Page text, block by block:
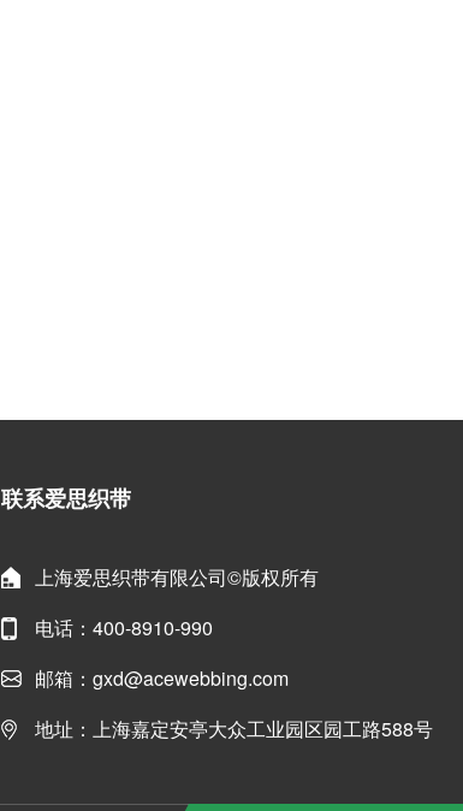
联系爱思织带
上海爱思织带有限公司©版权所有
电话：400-8910-990
邮箱：gxd@acewebbing.com
地址：上海嘉定安亭大众工业园区园工路588号